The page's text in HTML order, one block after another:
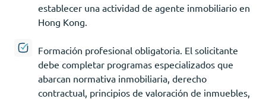
establecer una actividad de agente inmobiliario en
Hong Kong.
Formación profesional obligatoria. El solicitante
debe completar programas especializados que
abarcan normativa inmobiliaria, derecho
contractual, principios de valoración de inmuebles,